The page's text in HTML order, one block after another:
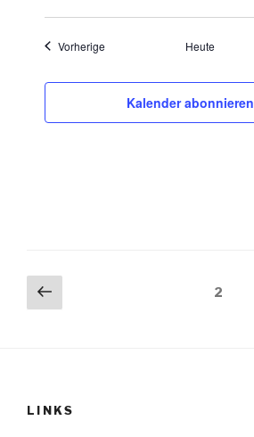
VorherigeVeranstaltungen Heute
Kalender abonnieren
Seitennummerierung
der
Vorherige
Seite
2
LINKS